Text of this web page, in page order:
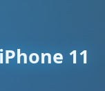
11